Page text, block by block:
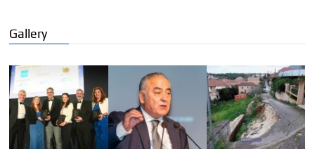
Gallery